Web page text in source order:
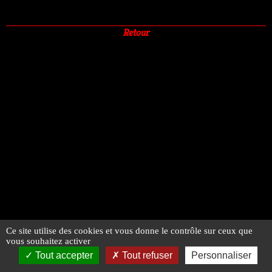
Retour
Ce site utilise des cookies et vous donne le contrôle sur ceux que
vous souhaitez activer
Tout accepter Tout refuser Personnaliser